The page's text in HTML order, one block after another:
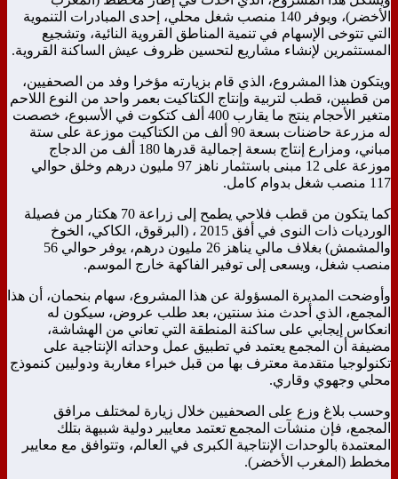
الأخضر)، ويوفر 140 منصب شغل محلي، إحدى المبادرات التنموية
التي تتوخى الإسهام في تنمية المناطق القروية النائية، وتشجيع
المستثمرين لإنشاء مشاريع لتحسين ظروف عيش الساكنة القروية.
ويتكون هذا المشروع، الذي قام بزيارته مؤخرا وفد من الصحفيين،
من قطبين، قطب لتربية وإنتاج الكتاكيت بعمر واحد من النوع اللاحم
متغير الأحجام ينتج ما يقارب 400 ألف كتكوت في الأسبوع، خصصت
له مزرعة حاضنات بسعة 90 ألف من الكتاكيت موزعة على ستة
مباني، ومزارع إنتاج بسعة إجمالية قدرها 180 ألف من الدجاج
موزعة على 12 مبنى باستثمار ناهز 97 مليون درهم وخلق حوالي
117 منصب شغل بدوام كامل.
كما يتكون من قطب فلاحي يطمح إلى زراعة 70 هكتار من فصيلة
الورديات ذات النوى في أفق 2015 ، (البرقوق، الكاكي، الخوخ
والمشمش) بغلاف مالي يناهز 26 مليون درهم، يوفر حوالي 56
منصب شغل، ويسعى إلى توفير الفاكهة خارج الموسم.
وأوضحت المديرة المسؤولة عن هذا المشروع، سهام بنحمان، أن هذا
المجمع، الذي أحدث منذ سنتين، بعد طلب عروض، سيكون له
انعكاس إيجابي على ساكنة المنطقة التي تعاني من الهشاشة،
مضيفة أن المجمع يعتمد في تطبيق عمل وحداته الإنتاجية على
تكنولوجيا متقدمة معترف بها من قبل خبراء مغاربة ودوليين كنموذج
محلي وجهوي وقاري.
وحسب بلاغ وزع على الصحفيين خلال زيارة لمختلف مرافق
المجمع، فإن منشآت المجمع تعتمد معايير دولية شبيهة بتلك
المعتمدة بالوحدات الإنتاجية الكبرى في العالم، وتتوافق مع معايير
مخطط (المغرب الأخضر).